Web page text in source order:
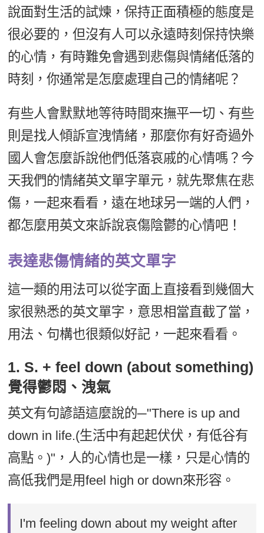
說面對生活的試煉，保持正面積極的態度是
很必要的，但沒有人可以永遠時刻保持快樂
的心情，有時難免會遇到悲傷與情緒低落的
時刻，你通常是怎麼處理自己的情緒呢？
有些人會默默地等待時間來撫平一切、有些
則是找人傾訴宣洩情緒，那麼你有好奇過外
國人會怎麼訴說他們低落哀戚的心情嗎？今
天我們的情緒英文單字單元，就先聚焦在悲
傷，一起來看看，遠在地球另一端的人們，
都怎麼用英文來訴說哀傷陰鬱的心情吧！
表達悲傷情緒的英文單字
這一類的用法可以從字面上直接看到幾個大
家很熟悉的英文單字，意思相當直截了當，
用法、句構也很類似好記，一起來看看。
1. S. + feel down (about something)
覺得鬱悶、洩氣
英文有句諺語這麼說的─"There is up and
down in life.(生活中有起起伏伏，有低谷有
高點。)"，人的心情也是一樣，只是心情的
高低我們是用feel high or down來形容。
I'm feeling down about my weight after